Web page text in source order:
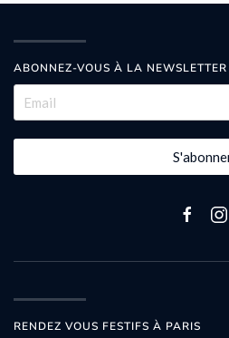
ABONNEZ-VOUS À LA NEWSLETTER
RENDEZ VOUS FESTIFS À PARIS